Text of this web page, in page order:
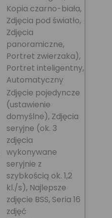
Kopia czarno-biała,
Zdjęcia pod światło,
Zdjęcia
panoramiczne,
Portret zwierzaka),
Portret inteligentny,
Automatyczny
Zdjęcie pojedyncze
(ustawienie
domyślne), Zdjęcia
seryjne (ok. 3
zdjęcia
wykonywane
seryjnie z
szybkością ok. 1,2
kl./s), Najlepsze
zdjęcie BSS, Seria 16
zdjęć